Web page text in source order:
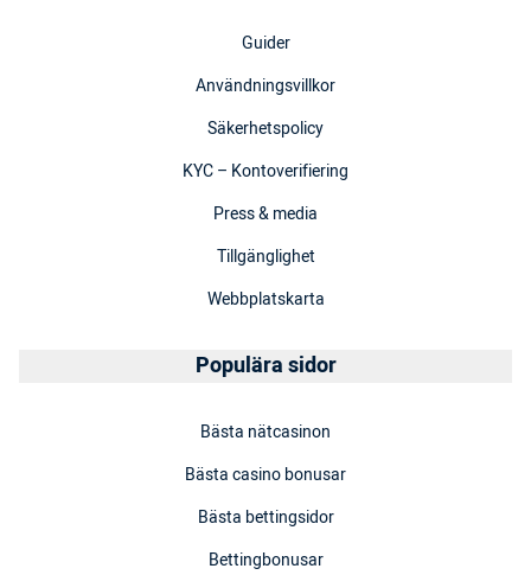
Guider
Användningsvillkor
Säkerhetspolicy
KYC – Kontoverifiering
Press & media
Tillgänglighet
Webbplatskarta
Populära sidor
Bästa nätcasinon
Bästa casino bonusar
Bästa bettingsidor
Bettingbonusar